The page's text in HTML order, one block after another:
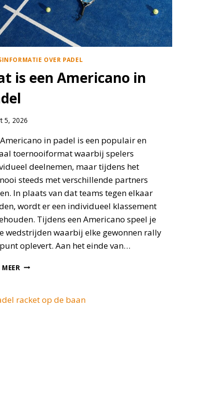
OVER PADEL
is een Americano in
5, 2026
in padel is een populair en
toernooiformat waarbij spelers
deelnemen, maar tijdens het
steeds met verschillende partners
In plaats van dat teams tegen elkaar
wordt er een individueel klassement
Tijdens een Americano speel je
wedstrijden waarbij elke gewonnen rally
oplevert. Aan het einde van…
MEER WAT
AMERICANO
IN